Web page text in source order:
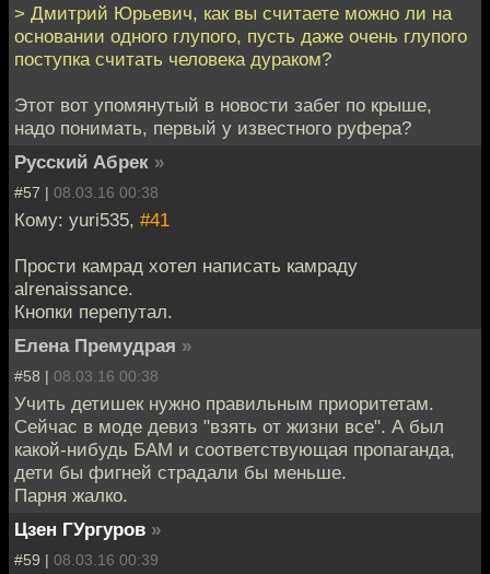
> Дмитрий Юрьевич, как вы считаете можно ли на
основании одного глупого, пусть даже очень глупого
поступка считать человека дураком?
Этот вот упомянутый в новости забег по крыше,
надо понимать, первый у известного руфера?
Русский Абрек »
#57 | 08.03.16 00:38
Кому: yuri535, #41
Прости камрад хотел написать камраду
alrenaissance.
Кнопки перепутал.
Елена Премудрая »
#58 | 08.03.16 00:38
Учить детишек нужно правильным приоритетам.
Сейчас в моде девиз "взять от жизни все". А был
какой-нибудь БАМ и соответствующая пропаганда,
дети бы фигней страдали бы меньше.
Парня жалко.
Цзен ГУргуров »
#59 | 08.03.16 00:39